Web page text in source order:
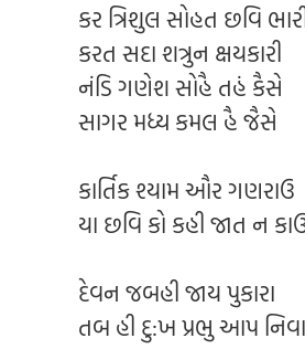
કર ત્રિશુલ સોહત છવિ
કરત સદા શત્રુન ક્ષયકારી
નંડિ ગણેશ સોહૈ તહં કૈસે
સાગર મધ્ય કમલ હૈ જૈસે
કાર્તિક શ્યામ ઔર ગણરાઉ
યા છવિ કો કહી જાત ન
દેવન જબહી જાય પુકારા
તબ હી દુ:ખ પ્રભુ આપ